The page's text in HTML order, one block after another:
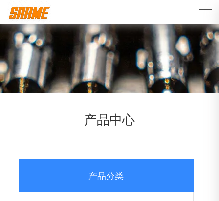
产品中心
产品分类